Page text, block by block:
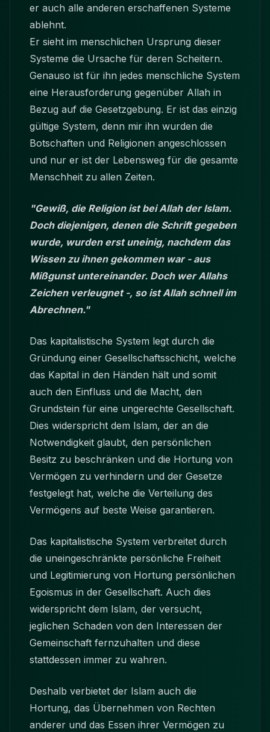
er auch alle anderen erschaffenen Systeme
ablehnt.
Er sieht im menschlichen Ursprung dieser
Systeme die Ursache für deren Scheitern.
Genauso ist für ihn jedes menschliche System
eine Herausforderung gegenüber Allah in
Bezug auf die Gesetzgebung. Er ist das einzig
gültige System, denn mir ihn wurden die
Botschaften und Religionen angeschlossen
und nur er ist der Lebensweg für die gesamte
Menschheit zu allen Zeiten.
"Gewiß, die Religion ist bei Allah der Islam.
Doch diejenigen, denen die Schrift gegeben
wurde, wurden erst uneinig, nachdem das
Wissen zu ihnen gekommen war - aus
Mißgunst untereinander. Doch wer Allahs
Zeichen verleugnet -, so ist Allah schnell im
Abrechnen."
Das kapitalistische System legt durch die
Gründung einer Gesellschaftsschicht, welche
das Kapital in den Händen hält und somit
auch den Einfluss und die Macht, den
Grundstein für eine ungerechte Gesellschaft.
Dies widerspricht dem Islam, der an die
Notwendigkeit glaubt, den persönlichen
Besitz zu beschränken und die Hortung von
Vermögen zu verhindern und der Gesetze
festgelegt hat, welche die Verteilung des
Vermögens auf beste Weise garantieren.
Das kapitalistische System verbreitet durch
die uneingeschränkte persönliche Freiheit
und Legitimierung von Hortung persönlichen
Egoismus in der Gesellschaft. Auch dies
widerspricht dem Islam, der versucht,
jeglichen Schaden von den Interessen der
Gemeinschaft fernzuhalten und diese
stattdessen immer zu wahren.
Deshalb verbietet der Islam auch die
Hortung, das Übernehmen von Rechten
anderer und das Essen ihrer Vermögen zu